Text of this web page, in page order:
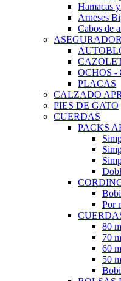
Hamacas
Arneses
Cabos de
OCHOS -
PLACAS
CALZADO
PIES DE GATO
CUERDAS
PACKS
Por
80
70
60
50